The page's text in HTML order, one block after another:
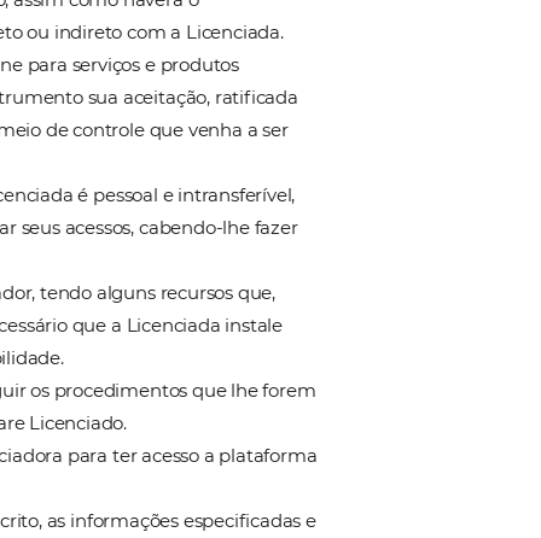
dos Usuários. Assim, a sua utilização se
disponibilizado umlogine
do Hotel ou da Rede de Hotéis e afins, que
responsabilidade desta, sendo inclusive de
permitirá contratar em seu nome qualquer
que a mesma pertence.
a concessão da Licenciada para representá-la)